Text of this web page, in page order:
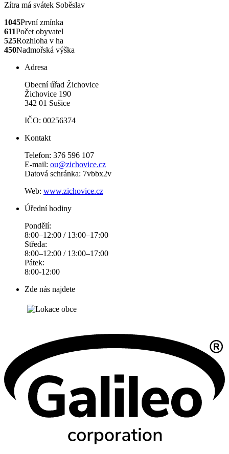
Zítra má svátek Soběslav
1045První zmínka
611Počet obyvatel
525Rozhloha v ha
450Nadmořská výška
Adresa
Obecní úřad Žichovice
Žichovice 190
342 01 Sušice
IČO: 00256374
Kontakt
Telefon: 376 596 107
E-mail: ou@zichovice.cz
Datová schránka: 7vbbx2v
Web: www.zichovice.cz
Úřední hodiny
Pondělí:
8:00–12:00 / 13:00–17:00
Středa:
8:00–12:00 / 13:00–17:00
Pátek:
8:00-12:00
Zde nás najdete